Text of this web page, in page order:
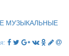
МУЗЫКАЛЬНЫЕ